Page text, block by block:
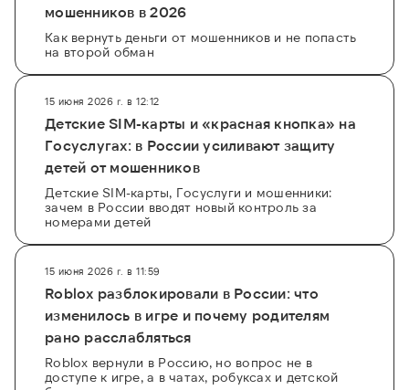
мошенников в 2026
Как вернуть деньги от мошенников и не попасть
на второй обман
15 июня 2026 г. в 12:12
Детские SIM-карты и «красная кнопка» на
Госуслугах: в России усиливают защиту
детей от мошенников
Детские SIM-карты, Госуслуги и мошенники:
зачем в России вводят новый контроль за
номерами детей
15 июня 2026 г. в 11:59
Roblox разблокировали в России: что
изменилось в игре и почему родителям
рано расслабляться
Roblox вернули в Россию, но вопрос не в
доступе к игре, а в чатах, робуксах и детской